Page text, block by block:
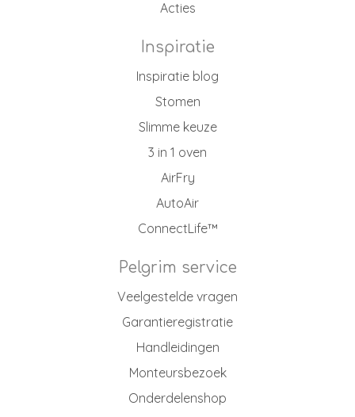
Acties
Inspiratie
Inspiratie blog
Stomen
Slimme keuze
3 in 1 oven
AirFry
AutoAir
ConnectLife™
Pelgrim service
Veelgestelde vragen
Garantieregistratie
Handleidingen
Monteursbezoek
Onderdelenshop